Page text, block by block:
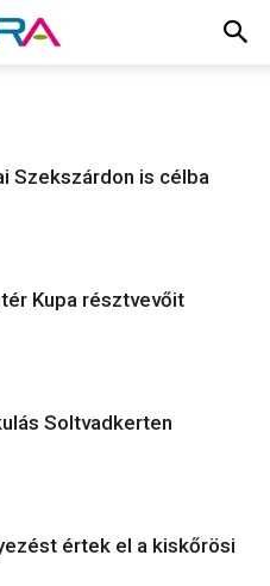
Szekszárdon is célba
Kupa résztvevőit
Soltvadkerten
értek el a kiskőrösi